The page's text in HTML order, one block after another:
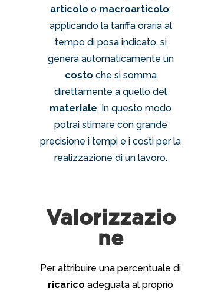
articolo o macroarticolo;
applicando la tariffa oraria al
tempo di posa indicato, si
genera automaticamente un
costo che si somma
direttamente a quello del
materiale. In questo modo
potrai stimare con grande
precisione i tempi e i costi per la
realizzazione di un lavoro.
Valorizzazio
ne
Per attribuire una percentuale di
ricarico adeguata al proprio